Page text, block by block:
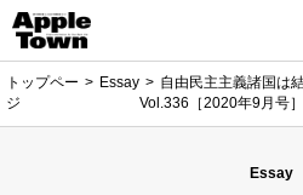
トップペー
ジ
Essay
自由民主主義諸国は
Vol.336［2020年9月号］
Essay